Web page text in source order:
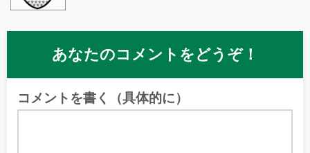
あなたのコメントをどうぞ！
コメントを書く（具体的に）